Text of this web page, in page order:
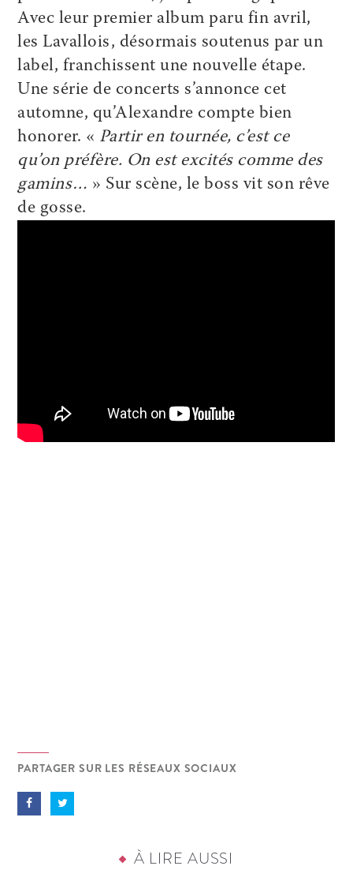
Avec leur premier album paru fin avril,
les Lavallois, désormais soutenus par un
label, franchissent une nouvelle étape.
Une série de concerts s’annonce cet
automne, qu’Alexandre compte bien
honorer. « Partir en tournée, c’est ce
qu’on préfère. On est excités comme des
gamins… » Sur scène, le boss vit son rêve
de gosse.
PARTAGER SUR LES RÉSEAUX SOCIAUX
À LIRE AUSSI